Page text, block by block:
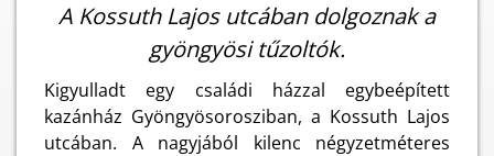
A Kossuth Lajos utcában dolgoznak a
gyöngyösi tűzoltók.
Kigyulladt egy családi házzal egybeépített
kazánház Gyöngyösorosziban, a Kossuth Lajos
utcában. A nagyjából kilenc négyzetméteres